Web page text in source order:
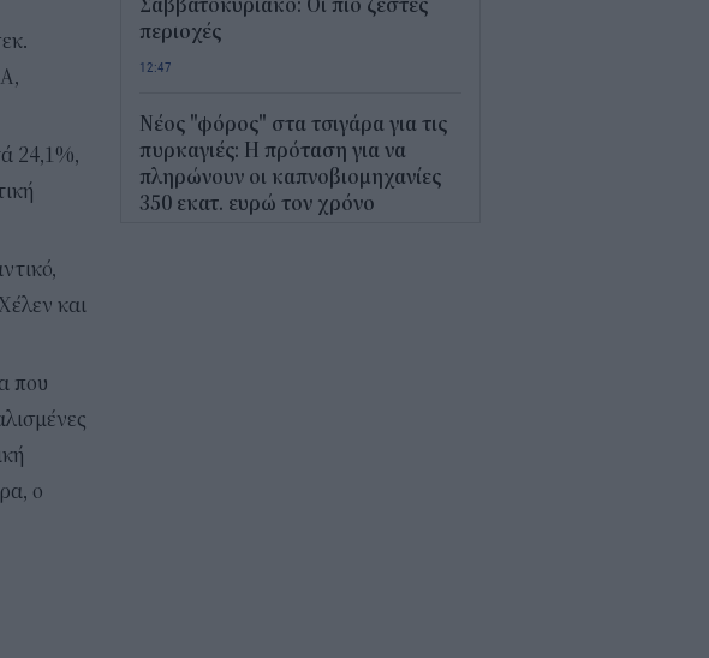
24,1%,
και
που
ο
Σαββατοκύριακο: Οι πιο ζεστές
περιοχές
12:47
Νέος "φόρος" στα τσιγάρα για τις
πυρκαγιές: Η πρόταση για να
πληρώνουν οι καπνοβιομηχανίες
350 εκατ. ευρώ τον χρόνο